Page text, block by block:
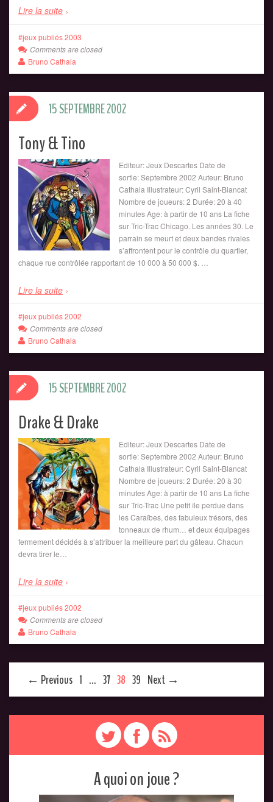
Lire la suite
jeux publiés 2003
Comments are closed
Bruno Cathala
Tony & Tino
Editeur: Jeux Descartes Date de
sortie: Septembre 2002 Auteur: Bruno
Cathala Illustrateur: Cyril Saint-Blancat
Nombre de joueurs: 2 Durée: 20 à 40
minutes Age: à partir de 10 ans La fiche
sur Tric-Trac Chicago. Les années 30. Le
parrain se meurt et deux bandes rivales
s’affrontent pour le contrôle du quartier,
chaque rue contrôlée rapportant de 10 000 à 50 000 $. …
Lire la suite
15 SEPTEMBRE 2002
jeux publiés 2002
Comments are closed
Bruno Cathala
Drake & Drake
Editeur: Jeux Descartes Date de
sortie: Septembre 2002 Auteur: Bruno
Cathala Illustrateur: Cyril Saint-Blancat
Nombre de joueurs: 2 Durée: 20 à 30
minutes Age: à partir de 10 ans La fiche
sur Tric-Trac Une petit île perdue dans
les Caraïbes, des fabuleux trésors, des
tonneaux de rhum… et deux équipages
fermement décidés à s’attribuer la meilleure part du gâteau. Chacun
devra tirer le…
Lire la suite
15 SEPTEMBRE 2002
jeux publiés 2002
Comments are closed
Bruno Cathala
← Previous 1 … 37 38 39 Next →
A quoi on joue ?